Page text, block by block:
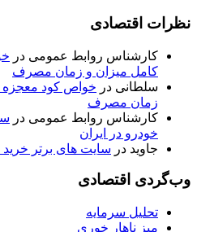
نظرات اقتصادی
کارشناس روابط عمومی در
کامل میزان و زمان مصرف
سلطانی در خواص کود معجزه
زمان مصرف
کارشناس روابط عمومی در
خودرو در ایران
جاوید در سایت های برتر
وب‌گردی اقتصادی
تحلیل سرمایه
میز ناهار خوری